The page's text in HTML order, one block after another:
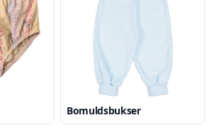
Bomuldsbukser